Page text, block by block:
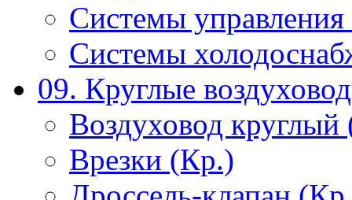
Системы
Системы
09. Круглые
Воздуховод
Врезки (Кр.)